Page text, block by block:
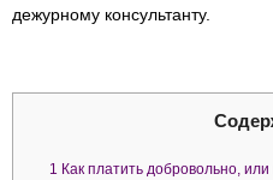
дежурному консультанту.
1 Как платить добровольно,